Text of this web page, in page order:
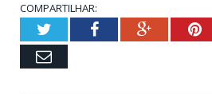
COMPARTILHAR:
TwitterFacebookGoogle+
Email